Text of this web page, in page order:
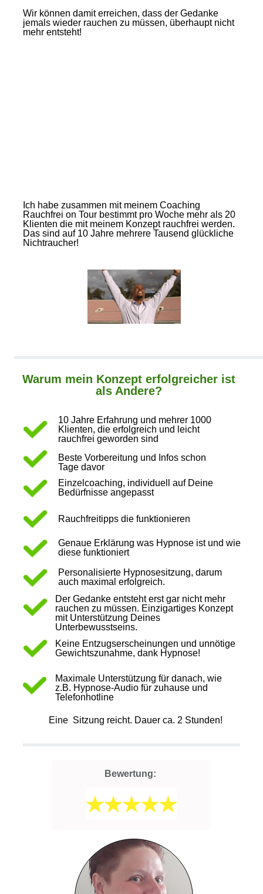
Wir können damit erreichen, dass der Gedanke
jemals wieder rauchen zu müssen, überhaupt nicht
mehr entsteht!
Ich habe zusammen mit meinem Coaching
Rauchfrei on Tour bestimmt pro Woche mehr als 20
Klienten die mit meinem Konzept rauchfrei werden.
Das sind auf 10 Jahre mehrere Tausend glückliche
Nichtraucher!
Warum mein Konzept erfolgreicher ist
als Andere?
10 Jahre Erfahrung und mehrer 1000
Klienten, die erfolgreich und leicht
rauchfrei geworden sind
Beste Vorbereitung und Infos schon
Tage davor
Einzelcoaching, individuell auf Deine
Bedürfnisse angepasst
Rauchfreitipps die funktionieren
Genaue Erklärung was Hypnose ist und wie
diese funktioniert
Personalisierte Hypnosesitzung, darum
auch maximal erfolgreich.
Der Gedanke entsteht erst gar nicht mehr
rauchen zu müssen. Einzigartiges Konzept
mit Unterstützung Deines
Unterbewusstseins.
Keine Entzugserscheinungen und unnötige
Gewichtszunahme, dank Hypnose!
Maximale Unterstützung für danach, wie
z.B. Hypnose-Audio für zuhause und
Telefonhotline
Eine Sitzung reicht. Dauer ca. 2 Stunden!
Bewertung: